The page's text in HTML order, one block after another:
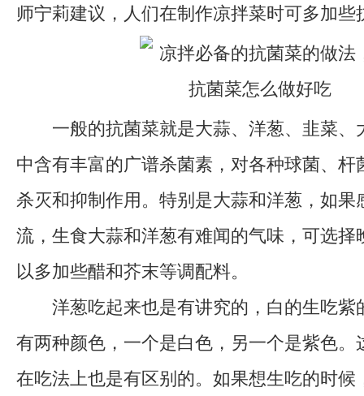
师宁莉建议，人们在制作凉拌菜时可多加些
一般的抗菌菜就是大蒜、洋葱、韭菜、
中含有丰富的广谱杀菌素，对各种球菌、杆
杀灭和抑制作用。特别是大蒜和洋葱，如果
流，生食大蒜和洋葱有难闻的气味，可选择
以多加些醋和芥末等调配料。
洋葱吃起来也是有讲究的，白的生吃紫
有两种颜色，一个是白色，另一个是紫色。
在吃法上也是有区别的。如果想生吃的时候